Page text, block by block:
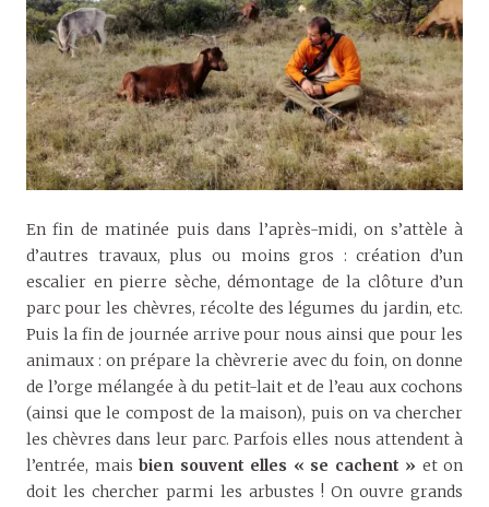
En fin de matinée puis dans l’après-midi, on s’attèle à
d’autres travaux, plus ou moins gros : création d’un
escalier en pierre sèche, démontage de la clôture d’un
parc pour les chèvres, récolte des légumes du jardin, etc.
Puis la fin de journée arrive pour nous ainsi que pour les
animaux : on prépare la chèvrerie avec du foin, on donne
de l’orge mélangée à du petit-lait et de l’eau aux cochons
(ainsi que le compost de la maison), puis on va chercher
les chèvres dans leur parc. Parfois elles nous attendent à
l’entrée, mais bien souvent elles « se cachent » et on
doit les chercher parmi les arbustes ! On ouvre grands